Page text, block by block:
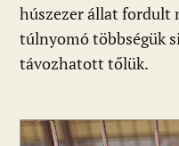
húszezer állat fordult
túlnyomó többségük
távozhatott tőlük.